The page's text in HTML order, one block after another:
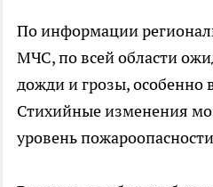
По информации
МЧС, по всей области
дожди и грозы, особенно
Стихийные изменения
уровень